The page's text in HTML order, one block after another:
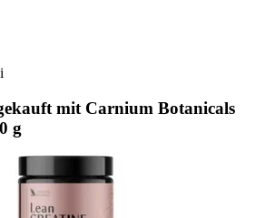
mit Carnium Botanicals
g